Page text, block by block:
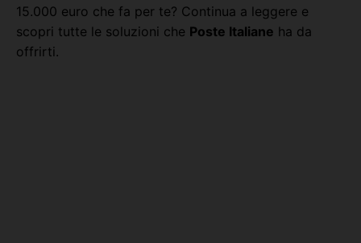
15.000 euro che fa per te? Continua a leggere e
scopri tutte le soluzioni che Poste Italiane ha da
offrirti.